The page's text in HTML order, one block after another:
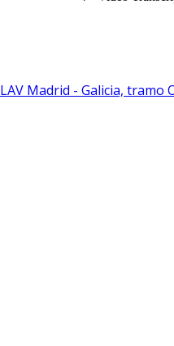
LAV Madrid - Galicia, tramo